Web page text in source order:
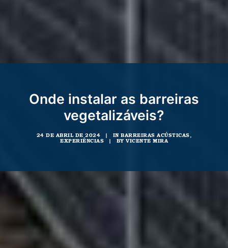
Onde instalar as barreiras
vegetalizáveis?
24 DE ABRIL DE 2024 | INBARREIRAS ACÚSTICAS
EXPERIÊNCIAS
| BY VICENTE MIRA